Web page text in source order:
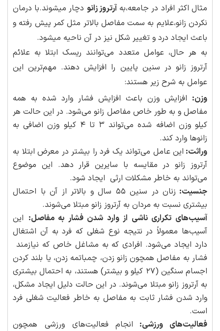
مثال اکثر افراد در جامعه،بهآرتروز زانو دچار میشوند.با درمان
نکردن زانو،علایم به سمت مفاصل بالاتر مثل کمر پیش رفته و
باعث ایجاد درد و تغییر شکل نیز در آن ناحیه میشود.
به هر حال، عوامل متعدد می‌توانند ریسک ابتلا به علائم
آرتروز زانو در سنین پایین را افزایش دهند. مهم‌ترین این
عوامل به شرح زیر هستند:
وزن: افزایش وزن باعث افزایش فشار وارد شده به همه
مفاصل و به طور خاص مفاصل زانو می‌شود. در این حالت هر
کیلو وزن اضافه شده می‌تواند ۳ تا ۴ کیلو وزن اضافی به
زانوها وارد کند.
وراثت: این عامل می‌تواند یک فرد را بیشتر در معرض ابتلا به
آرتروز زانو در مقایسه با سایرین قرار دهد. این موضوع
می‌تواند به خاطر مشکلات ارثی ایجاد شود.
جنسیت:
زنان در سنین ۵۵ سال و بالاتر از آن با احتمال
بیشتری نسبت به مردان به آرتروز زانو مبتلا می‌شوند.
آسیب‌های تکراری ناشی از وارد شدن فشار به مفاصل: این
آسیب‌ها معمولاً در نتیجه نوع شغلی که فرد به آن اشتغال
دارد ایجاد می‌شود. افرادی که به مشاغل خاص که نیازمند
فشار به مفاصل همچون زانو زدن، چمباتمه زدن، یا بلند کردن
اجسام سنگین (۲۷ کیلو و بیشتر) هستند، به احتمال بیشتری
به آرتروز زانو مبتلا می‌شوند. در این حالت دلیل ایجاد مشکل،
وارد شدن فشار ثابت به مفاصل به خاطر فعالیت شغلی فرد
است.
فعالیت‌های ورزشی: انجام فعالیت‌های ورزشی همچون